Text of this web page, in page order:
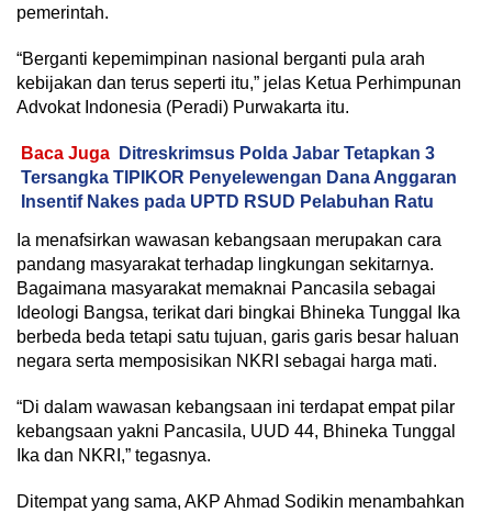
pemerintah.
“Berganti kepemimpinan nasional berganti pula arah
kebijakan dan terus seperti itu,” jelas Ketua Perhimpunan
Advokat Indonesia (Peradi) Purwakarta itu.
Baca Juga
Ditreskrimsus Polda Jabar Tetapkan 3
Tersangka TIPIKOR Penyelewengan Dana Anggaran
Insentif Nakes pada UPTD RSUD Pelabuhan Ratu
Ia menafsirkan wawasan kebangsaan merupakan cara
pandang masyarakat terhadap lingkungan sekitarnya.
Bagaimana masyarakat memaknai Pancasila sebagai
Ideologi Bangsa, terikat dari bingkai Bhineka Tunggal Ika
berbeda beda tetapi satu tujuan, garis garis besar haluan
negara serta memposisikan NKRI sebagai harga mati.
“Di dalam wawasan kebangsaan ini terdapat empat pilar
kebangsaan yakni Pancasila, UUD 44, Bhineka Tunggal
Ika dan NKRI,” tegasnya.
Ditempat yang sama, AKP Ahmad Sodikin menambahkan